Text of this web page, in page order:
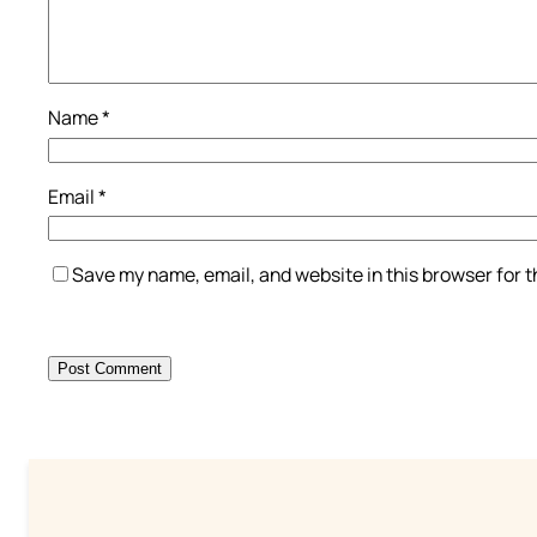
Name*
Email*
Save my name, email, and website in this browser for